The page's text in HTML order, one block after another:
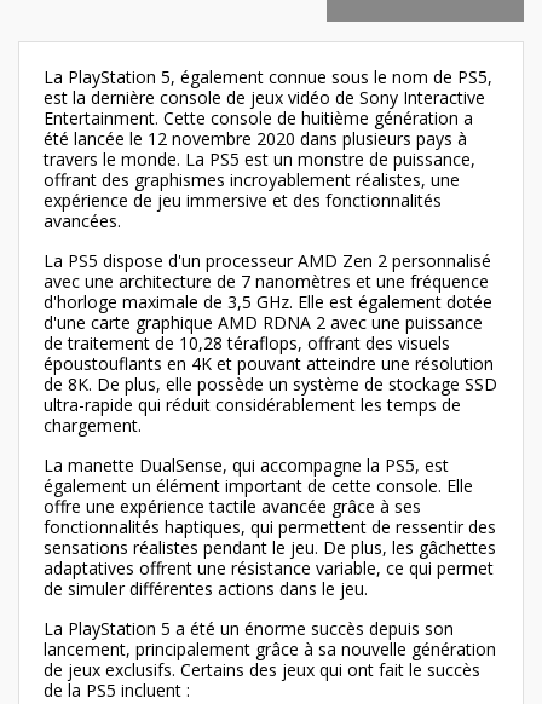
La PlayStation 5, également connue sous le nom de PS5,
est la dernière console de jeux vidéo de Sony Interactive
Entertainment. Cette console de huitième génération a
été lancée le 12 novembre 2020 dans plusieurs pays à
travers le monde. La PS5 est un monstre de puissance,
offrant des graphismes incroyablement réalistes, une
expérience de jeu immersive et des fonctionnalités
avancées.
La PS5 dispose d'un processeur AMD Zen 2 personnalisé
avec une architecture de 7 nanomètres et une fréquence
d'horloge maximale de 3,5 GHz. Elle est également dotée
d'une carte graphique AMD RDNA 2 avec une puissance
de traitement de 10,28 téraflops, offrant des visuels
époustouflants en 4K et pouvant atteindre une résolution
de 8K. De plus, elle possède un système de stockage SSD
ultra-rapide qui réduit considérablement les temps de
chargement.
La manette DualSense, qui accompagne la PS5, est
également un élément important de cette console. Elle
offre une expérience tactile avancée grâce à ses
fonctionnalités haptiques, qui permettent de ressentir des
sensations réalistes pendant le jeu. De plus, les gâchettes
adaptatives offrent une résistance variable, ce qui permet
de simuler différentes actions dans le jeu.
La PlayStation 5 a été un énorme succès depuis son
lancement, principalement grâce à sa nouvelle génération
de jeux exclusifs. Certains des jeux qui ont fait le succès
de la PS5 incluent :